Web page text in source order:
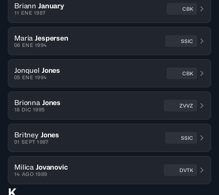
Briann January
11 ENE 1987
CBK
Maria Jespersen
06 ENE 1994
SSIC
Jonquel Jones
05 ENE 1994
CBK
Brionna Jones
18 DIC 1995
ZVVZ
Britney Jones
01 SEPT 1987
SSIC
Milica Jovanovic
14 AGO 1989
DVTK